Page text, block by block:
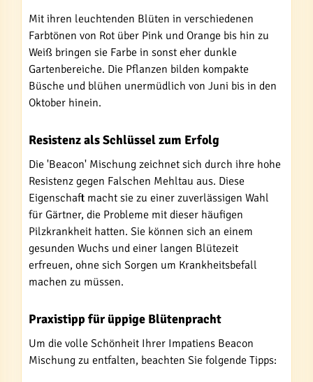
Mit ihren leuchtenden Blüten in verschiedenen
Farbtönen von Rot über Pink und Orange bis hin zu
Weiß bringen sie Farbe in sonst eher dunkle
Gartenbereiche. Die Pflanzen bilden kompakte
Büsche und blühen unermüdlich von Juni bis in den
Oktober hinein.
Resistenz als Schlüssel zum Erfolg
Die 'Beacon' Mischung zeichnet sich durch ihre hohe
Resistenz gegen Falschen Mehltau aus. Diese
Eigenschaft macht sie zu einer zuverlässigen Wahl
für Gärtner, die Probleme mit dieser häufigen
Pilzkrankheit hatten. Sie können sich an einem
gesunden Wuchs und einer langen Blütezeit
erfreuen, ohne sich Sorgen um Krankheitsbefall
machen zu müssen.
Praxistipp für üppige Blütenpracht
Um die volle Schönheit Ihrer Impatiens Beacon
Mischung zu entfalten, beachten Sie folgende Tipps: